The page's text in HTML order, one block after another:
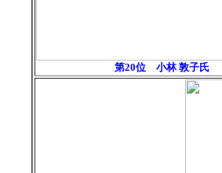
第20位 小林 敦子氏